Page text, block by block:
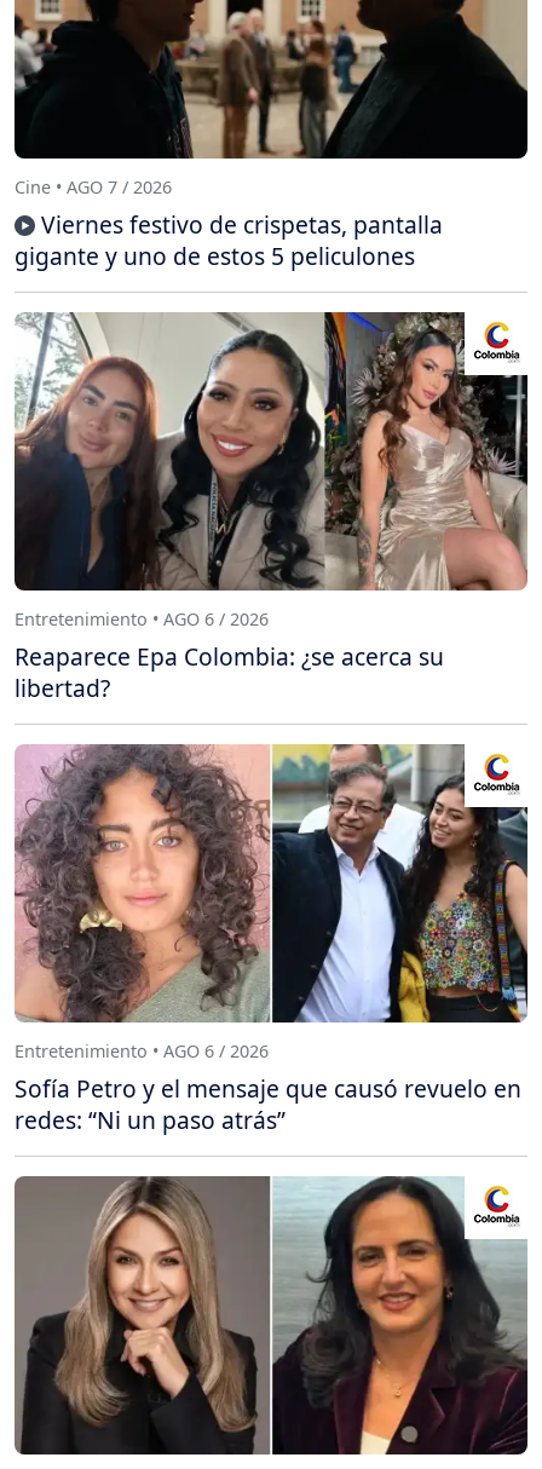
Cine • AGO 7 / 2026
Viernes festivo de crispetas, pantalla
gigante y uno de estos 5 peliculones
Entretenimiento • AGO 6 / 2026
Reaparece Epa Colombia: ¿se acerca su
libertad?
Entretenimiento • AGO 6 / 2026
Sofía Petro y el mensaje que causó revuelo en
redes: “Ni un paso atrás”